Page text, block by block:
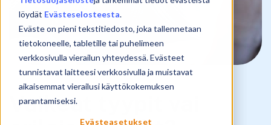
löydät Evästeselosteesta.
Eväste on pieni tekstitiedosto, joka tallennetaan
tietokoneelle, tabletille tai puhelimeen
verkkosivulla vierailun yhteydessä. Evästeet
tunnistavat laitteesi verkkosivulla ja muistavat
aikaisemmat vierailusi käyttökokemuksen
parantamiseksi.
Evästeasetukset
Vaikeat tyypit vai